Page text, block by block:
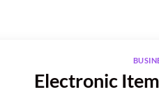
Electronic